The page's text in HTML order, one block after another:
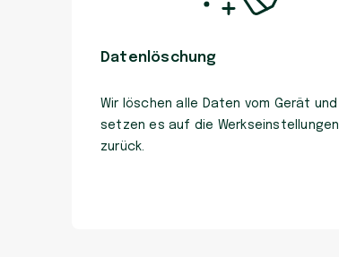
Datenlöschung
Wir löschen alle Daten vom Gerät und
setzen es auf die Werkseinstellungen
zurück.